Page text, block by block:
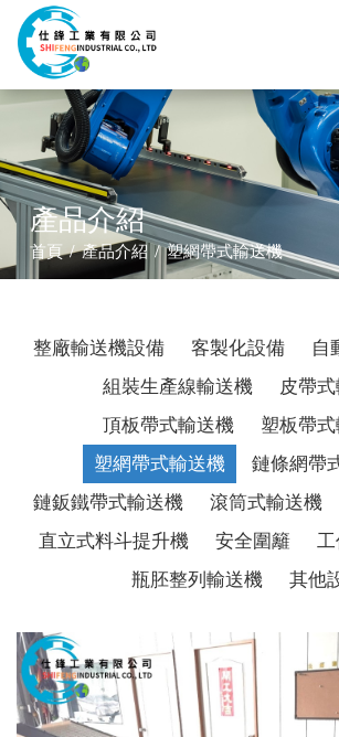
產品介紹
首頁 / 產品介紹 / 塑網帶式輸送機
整廠輸送機設備 客製化設備
自
組裝生產線輸送機
皮帶
頂板帶式輸送機
塑板帶
塑網帶式輸送機
鏈條網帶
鏈鈑鐵帶式輸送機
滾筒式輸送機
直立式料斗提升機
安全圍籬
瓶胚整列輸送機
其他